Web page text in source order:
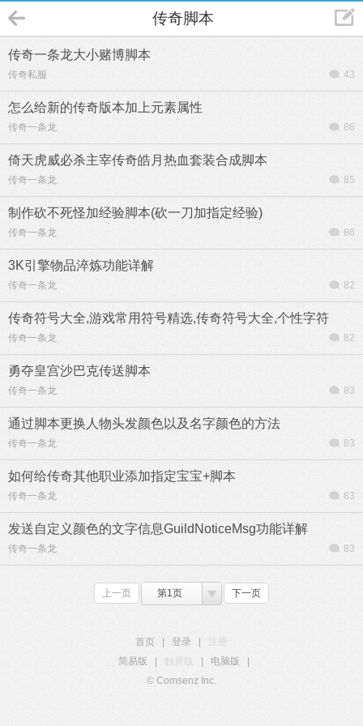
传奇脚本
传奇一条龙大小赌博脚本
传奇私服 43
怎么给新的传奇版本加上元素属性
传奇一条龙 86
倚天虎威必杀主宰传奇皓月热血套装合成脚本
传奇一条龙 85
制作砍不死怪加经验脚本(砍一刀加指定经验)
传奇一条龙 86
3K引擎物品淬炼功能详解
传奇一条龙 82
传奇符号大全,游戏常用符号精选,传奇符号大全,个性字符
传奇一条龙 82
勇夺皇宫沙巴克传送脚本
传奇一条龙 83
通过脚本更换人物头发颜色以及名字颜色的方法
传奇一条龙 83
如何给传奇其他职业添加指定宝宝+脚本
传奇一条龙 83
发送自定义颜色的文字信息GuildNoticeMsg功能详解
传奇一条龙 83
上一页 第1页 下一页
首页 登录
注册
简易版
触屏版 电脑版
© Comsenz Inc.